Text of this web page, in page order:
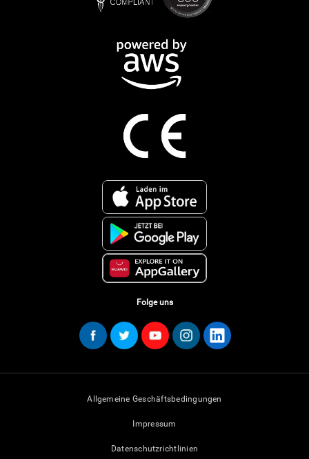
Folge uns
Allgemeine Geschäftsbedingungen
Impressum
Datenschutzrichtlinien